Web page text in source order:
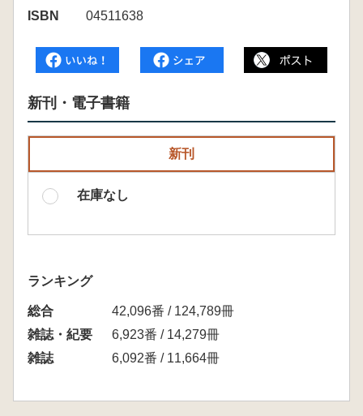
ISBN
04511638
新刊・電子書籍
新刊
在庫なし
ランキング
総合
42,096番 / 124,789冊
雑誌・紀要
6,923番 / 14,279冊
雑誌
6,092番 / 11,664冊